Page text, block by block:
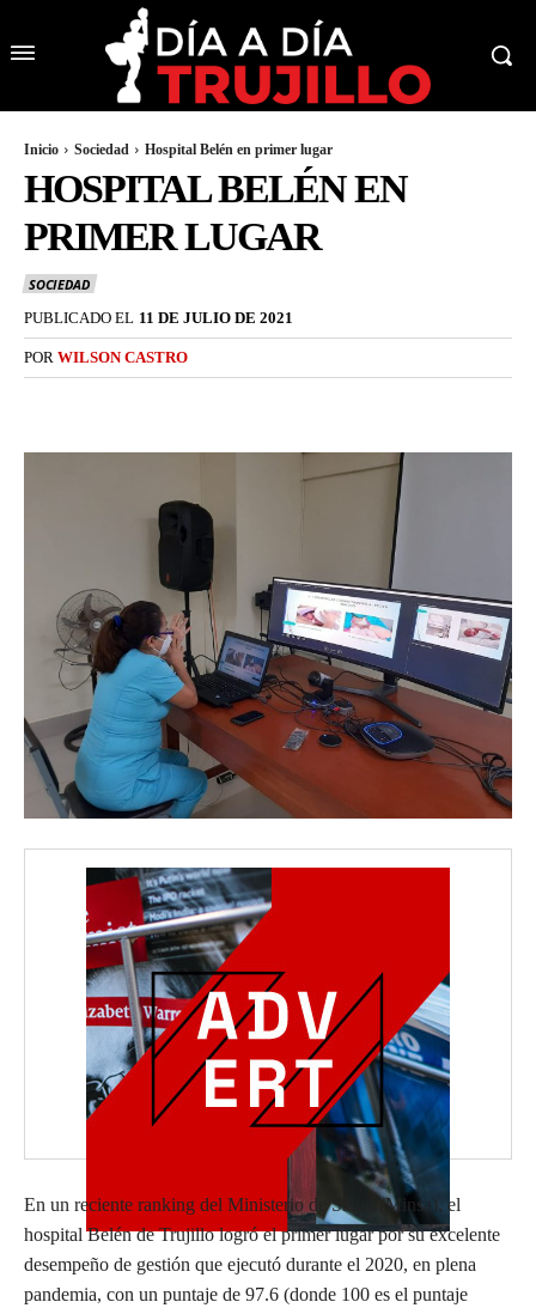
Inicio Sociedad Hospital Belén en primer lugar
HOSPITAL BELÉN EN
PRIMER LUGAR
SOCIEDAD
PUBLICADO EL 11 DE JULIO DE 2021
POR WILSON CASTRO
En un reciente ranking del Ministerio de Salud (Minsa), el
hospital Belén de Trujillo logró el primer lugar por su excelente
desempeño de gestión que ejecutó durante el 2020, en plena
pandemia, con un puntaje de 97.6 (donde 100 es el puntaje